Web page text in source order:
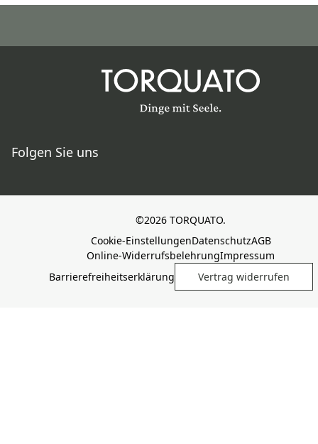
Folgen Sie uns
©2026 TORQUATO.
Cookie-EinstellungenDatenschutzAGB
Online-WiderrufsbelehrungImpressum
Barrierefreiheitserklärung
Vertrag widerrufen